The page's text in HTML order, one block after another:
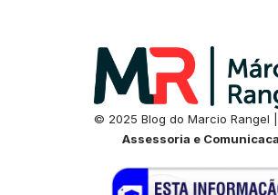
© 2025 Blog do Marcio Rangel |
Assessoria e